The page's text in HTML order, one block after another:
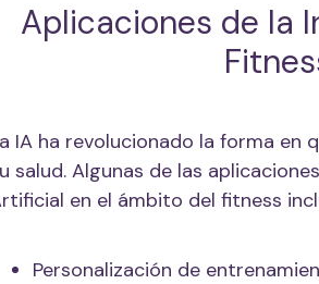
Aplicaciones de la
IA ha revolucionado la forma en
salud. Algunas de las
en el ámbito del fitness
Personalización de